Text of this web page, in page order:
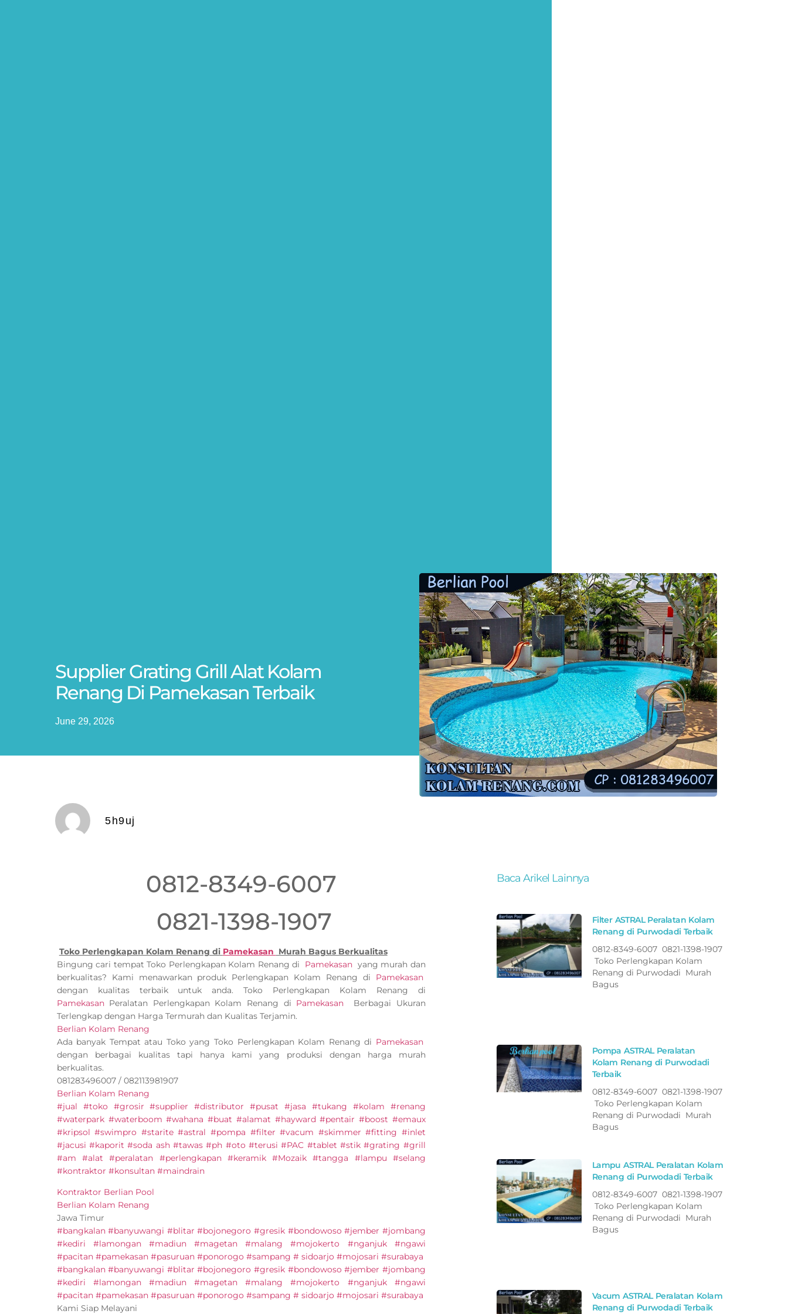
Supplier Grating Grill Alat Kolam
Renang Di Pamekasan Terbaik
June 29, 2026
5h9uj
0812-8349-6007
0821-1398-1907
Toko Perlengkapan Kolam Renang di Pamekasan Murah Bagus Berkualitas
Bingung cari tempat Toko Perlengkapan Kolam Renang di Pamekasanyang murah dan
berkualitas? Kami menawarkan produk Perlengkapan Kolam Renang di Pamekasan
dengan kualitas terbaik untuk anda. Toko Perlengkapan Kolam Renang di
PamekasanPeralatan Perlengkapan Kolam Renang di Pamekasan
Berbagai Ukuran
Terlengkap dengan Harga Termurah dan Kualitas Terjamin.
Berlian Kolam Renang
Ada banyak Tempat atau Toko yang Toko Perlengkapan Kolam Renang di Pamekasan
dengan berbagai kualitas tapi hanya kami yang produksi dengan harga murah
berkualitas.
081283496007 / 082113981907
Berlian Kolam Renang
#jual #toko #grosir #supplier #distributor #pusat #jasa #tukang #kolam #renang
#waterpark #waterboom #wahana #buat #alamat #hayward #pentair #boost #emaux
#kripsol #swimpro #starite #astral #pompa #filter #vacum #skimmer #fitting #inlet
#jacusi #kaporit #soda ash #tawas #ph #oto #terusi #PAC #tablet #stik #grating #grill
#am #alat #peralatan #perlengkapan #keramik #Mozaik #tangga #lampu #selang
#kontraktor #konsultan #maindrain
Kontraktor Berlian Pool
Berlian Kolam Renang
Jawa Timur
#bangkalan #banyuwangi #blitar #bojonegoro #gresik #bondowoso #jember #jombang
#kediri #lamongan #madiun #magetan #malang #mojokerto #nganjuk #ngawi
#pacitan #pamekasan #pasuruan #ponorogo #sampang # sidoarjo #mojosari #surabaya
#bangkalan #banyuwangi #blitar #bojonegoro #gresik #bondowoso #jember #jombang
#kediri #lamongan #madiun #magetan #malang #mojokerto #nganjuk #ngawi
#pacitan #pamekasan #pasuruan #ponorogo #sampang # sidoarjo #mojosari #surabaya
Kami Siap Melayani
Baca Arikel Lainnya
Filter ASTRAL Peralatan Kolam
Renang di Purwodadi Terbaik
0812-8349-6007 0821-1398-1907
Toko Perlengkapan Kolam
Renang di Purwodadi Murah
Bagus
Pompa ASTRAL Peralatan
Kolam Renang di Purwodadi
Terbaik
0812-8349-6007 0821-1398-1907
Toko Perlengkapan Kolam
Renang di Purwodadi Murah
Bagus
Lampu ASTRAL Peralatan Kolam
Renang di Purwodadi Terbaik
0812-8349-6007 0821-1398-1907
Toko Perlengkapan Kolam
Renang di Purwodadi Murah
Bagus
Vacum ASTRAL Peralatan Kolam
Renang di Purwodadi Terbaik